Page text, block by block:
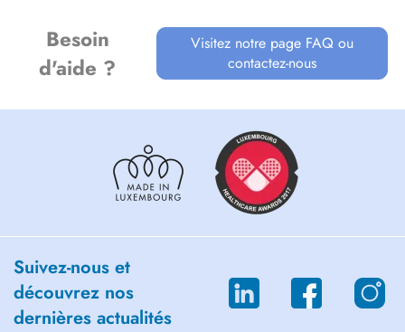
Besoin
d'aide ?
Visitez notre page FAQ ou
contactez-nous
Suivez-nous et
découvrez nos
dernières actualités